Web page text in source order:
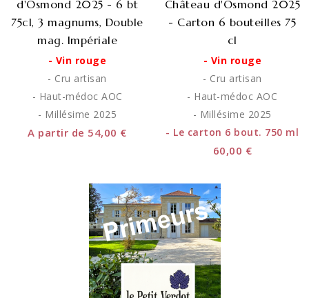
d'Osmond 2025 - 6 bt
75cl, 3 magnums, Double
mag. Impériale
- Vin rouge
- Cru artisan
- Haut-médoc AOC
- Millésime 2025
A partir de 54,00 €
Château d'Osmond 2025
- Carton 6 bouteilles 75
cl
- Vin rouge
- Cru artisan
- Haut-médoc AOC
- Millésime 2025
- Le carton 6 bout. 750 ml
60,00 €